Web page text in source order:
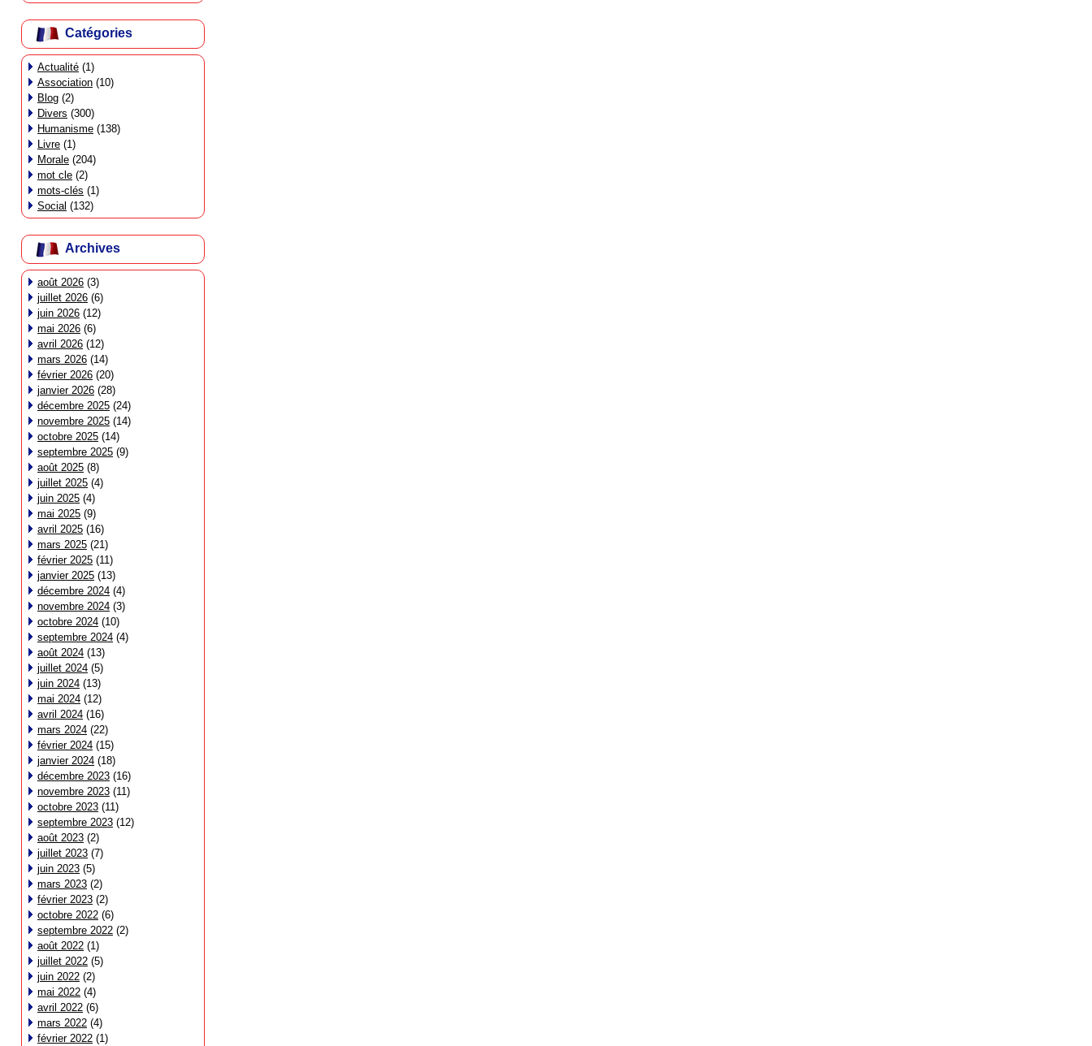
Catégories
Actualité (1)
Association (10)
Blog (2)
Divers (300)
Humanisme (138)
Livre (1)
Morale (204)
mot cle (2)
mots-clés (1)
Social (132)
Archives
août 2026 (3)
juillet 2026 (6)
juin 2026 (12)
mai 2026 (6)
avril 2026 (12)
mars 2026 (14)
février 2026 (20)
janvier 2026 (28)
décembre 2025 (24)
novembre 2025 (14)
octobre 2025 (14)
septembre 2025 (9)
août 2025 (8)
juillet 2025 (4)
juin 2025 (4)
mai 2025 (9)
avril 2025 (16)
mars 2025 (21)
février 2025 (11)
janvier 2025 (13)
décembre 2024 (4)
novembre 2024 (3)
octobre 2024 (10)
septembre 2024 (4)
août 2024 (13)
juillet 2024 (5)
juin 2024 (13)
mai 2024 (12)
avril 2024 (16)
mars 2024 (22)
février 2024 (15)
janvier 2024 (18)
décembre 2023 (16)
novembre 2023 (11)
octobre 2023 (11)
septembre 2023 (12)
août 2023 (2)
juillet 2023 (7)
juin 2023 (5)
mars 2023 (2)
février 2023 (2)
octobre 2022 (6)
septembre 2022 (2)
août 2022 (1)
juillet 2022 (5)
juin 2022 (2)
mai 2022 (4)
avril 2022 (6)
mars 2022 (4)
février 2022 (1)